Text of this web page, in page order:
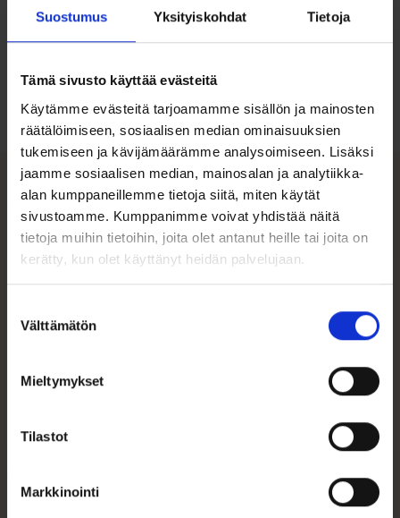
Suostumus Yksityiskohdat Tietoja
Tämä sivusto käyttää evästeitä
Käytämme evästeitä tarjoamamme sisällön ja mainosten
räätälöimiseen, sosiaalisen median ominaisuuksien
tukemiseen ja kävijämäärämme analysoimiseen. Lisäksi
jaamme sosiaalisen median, mainosalan ja analytiikka-
alan kumppaneillemme tietoja siitä, miten käytät
sivustoamme. Kumppanimme voivat yhdistää näitä
tietoja muihin tietoihin, joita olet antanut heille tai joita on
kerätty, kun olet käyttänyt heidän palvelujaan.
valinta
Välttämätön
Mieltymykset
Tilastot
Markkinointi
Ohjeita sormuksen tai korun
Tutustu ohjeisiin
Tutustu myös